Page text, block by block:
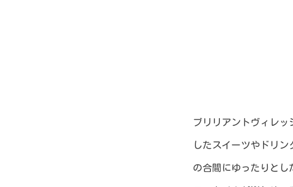
ブリリアントヴィレ
したスイーツやドリ
の合間にゆったりとし